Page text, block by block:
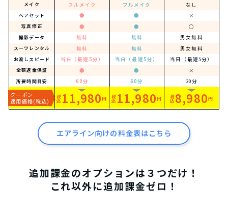
メイク フルメイク フルメイク なし
ヘアセット ● ● ×
写真修正 ● ● ○
撮影データ 無料 無料 男女無料
スーツレンタル 無料 無料 男女無料
お渡しスピード 当日（最短5分） 当日（最短5分） 当日（最短5分）
全額返金保証 ● ● ×
所要時間目安 60分 60分 30分
クーポン
適用価格(税込)
税
込 11,980円 税
込 11,980円 税
込8,980円
エアライン向けの料金表はこちら
追加課金のオプションは３つだけ！
これ以外に追加課金ゼロ！